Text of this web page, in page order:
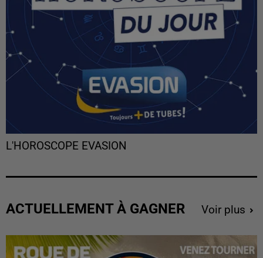
L'HOROSCOPE EVASION
ACTUELLEMENT À GAGNER Voir plus